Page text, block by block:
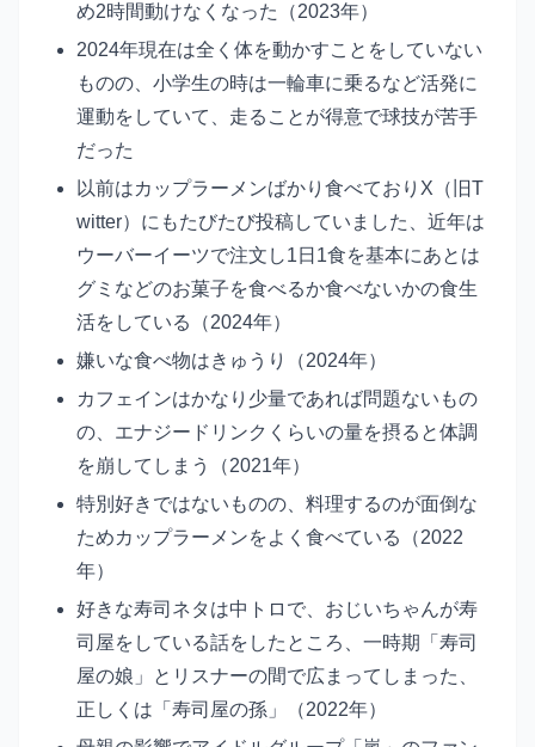
め2時間動けなくなった（2023年）
2024年現在は全く体を動かすことをしていない
ものの、小学生の時は一輪車に乗るなど活発に
運動をしていて、走ることが得意で球技が苦手
だった
以前はカップラーメンばかり食べておりX（旧T
witter）にもたびたび投稿していました、近年は
ウーバーイーツで注文し1日1食を基本にあとは
グミなどのお菓子を食べるか食べないかの食生
活をしている（2024年）
嫌いな食べ物はきゅうり（2024年）
カフェインはかなり少量であれば問題ないもの
の、エナジードリンクくらいの量を摂ると体調
を崩してしまう（2021年）
特別好きではないものの、料理するのが面倒な
ためカップラーメンをよく食べている（2022
年）
好きな寿司ネタは中トロで、おじいちゃんが寿
司屋をしている話をしたところ、一時期「寿司
屋の娘」とリスナーの間で広まってしまった、
正しくは「寿司屋の孫」（2022年）